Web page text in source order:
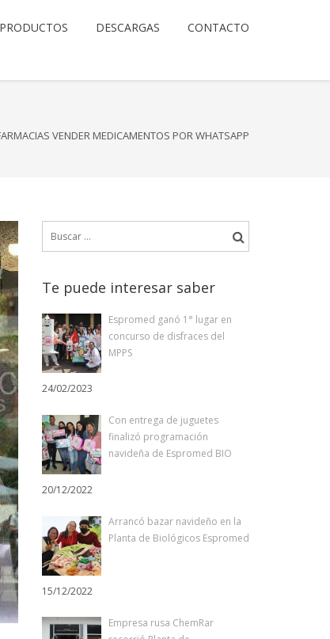
PRODUCTOS DESCARGAS CONTACTO
VENDER MEDICAMENTOS POR WHATSAPP
Te puede interesar saber
Espromed ganó 1° lugar en
concurso de disfraces del
MPPS
24/02/2023
Con entrega de juguetes
finalizó programación
navideña de Espromed BIO
20/12/2022
Arrancó bazar navideño en la
Planta de Biológicos Espromed
15/12/2022
Empresa rusa ChemRar